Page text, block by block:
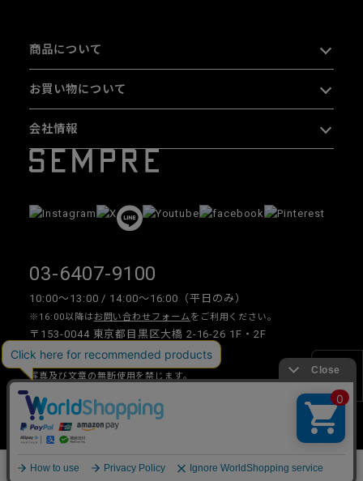
絞り込み
商品について
お買い物について
会社情報
03-6407-9100
10:00〜13:00 / 14:00〜16:00（平日のみ）
※16:00以降は お問い合わせフォーム をご利用ください。
〒153-0044 東京都目黒区大橋 2-16-26 1F・2F
写真及び文章の無断使用を禁じます。
Copyright © 2026 SEMPRE DESIGN CO., LTD.All right reserved.
__